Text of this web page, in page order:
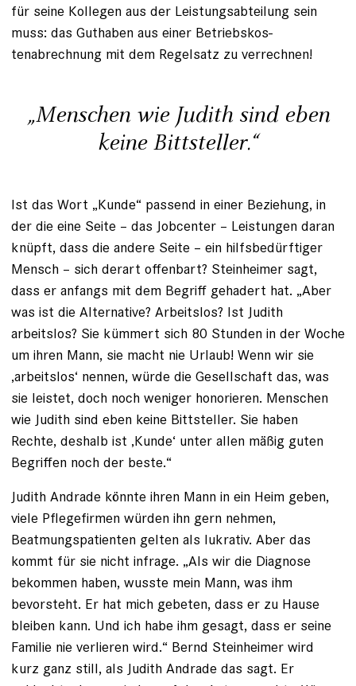
für seine Kollegen aus der Leistungsabteilung sein
muss: das Guthaben aus einer Betriebs­­kos­
tenabrechnung mit dem Regelsatz zu verrechnen!
„Menschen wie Judith sind eben
keine Bittsteller.“
Ist das Wort „Kunde“ passend in einer Beziehung, in
der die eine ­Seite – das Jobcenter – Leistungen daran
knüpft, dass die andere Seite – ein hilfsbedürftiger
Mensch – sich derart offenbart? Steinheimer sagt,
dass er anfangs mit dem Begriff gehadert hat. „Aber
was ist die Alternative? Arbeitslos? Ist Judith
arbeitslos? Sie kümmert sich 80 Stunden in der ­Woche
um ihren Mann, sie macht nie Urlaub! Wenn wir sie
‚arbeitslos‘ ­nennen, würde die Gesellschaft das, was
sie leistet, doch noch weniger honorieren. Menschen
wie Judith sind eben keine Bittsteller. Sie haben
Rechte, deshalb ist ‚Kunde‘ unter allen mäßig guten
Begriffen noch der beste.“
Judith Andrade könnte ihren Mann in ein Heim geben,
viele Pflege­firmen würden ihn gern nehmen,
Beatmungspatienten gelten als lukrativ. Aber das
kommt für sie nicht infrage. „Als wir die Diagnose
bekommen ­haben, wusste mein Mann, was ihm
bevorsteht. Er hat mich gebeten, dass er zu Hause
bleiben kann. Und ich ­habe ihm gesagt, dass er seine
Fa­milie nie verlieren wird.“ Bernd Stein­heimer wird
kurz ganz still, als Judith Andrade das sagt. Er